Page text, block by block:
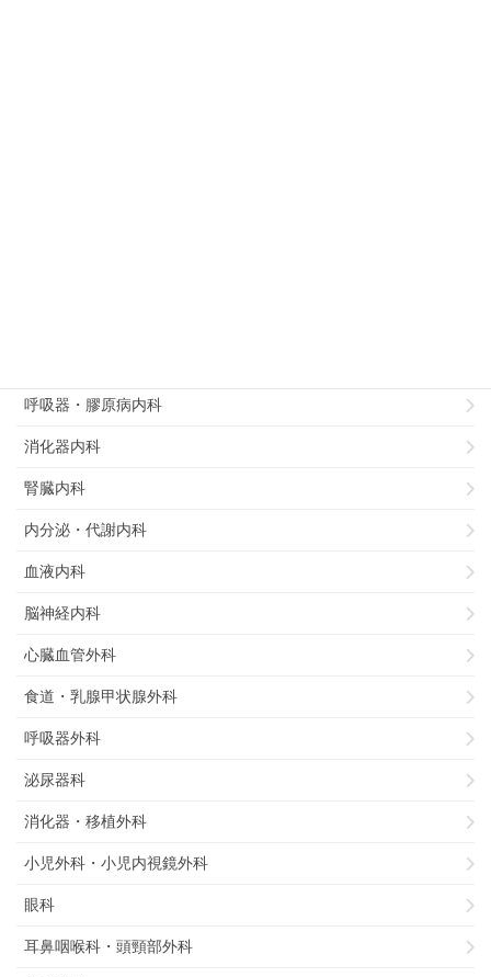
呼吸器・膠原病内科
消化器内科
腎臓内科
内分泌・代謝内科
血液内科
脳神経内科
心臓血管外科
食道・乳腺甲状腺外科
呼吸器外科
泌尿器科
消化器・移植外科
小児外科・小児内視鏡外科
眼科
耳鼻咽喉科・頭頸部外科